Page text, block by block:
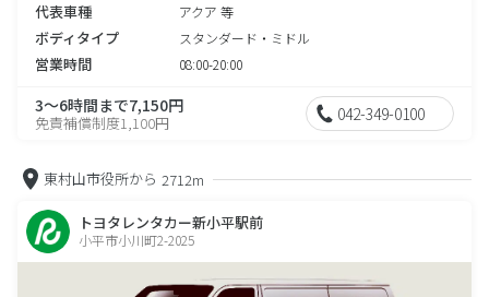
代表車種 アクア 等
ボディタイプ スタンダード・ミドル
営業時間 08:00-20:00
3～6時間まで7,150円
免責補償制度1,100円 042-349-0100
東村山市役所から 2712m
トヨタレンタカー新小平駅前
小平市小川町2-2025